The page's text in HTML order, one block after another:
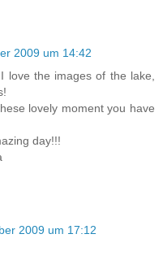
2009 um 14:42
love the images of the lake,
lovely moment you have
day!!!
2009 um 17:12